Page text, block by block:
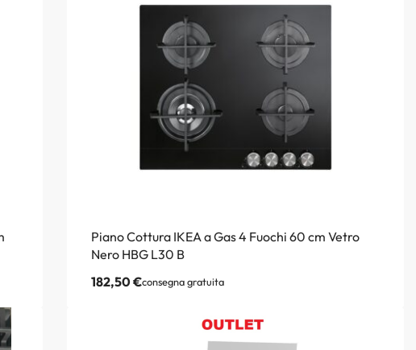
Piano Cottura IKEA a Gas 4 Fuochi 60 cm Vetro
Nero HBG L30 B
182,50€consegna gratuita